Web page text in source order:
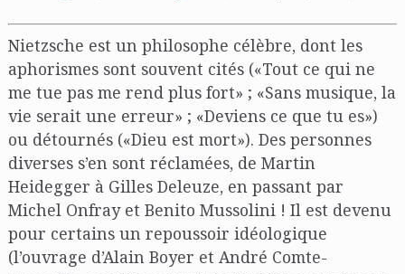
Nietzsche est un philosophe célèbre, dont les
aphorismes sont souvent cités («Tout ce qui ne
me tue pas me rend plus fort» ; «Sans musique, la
vie serait une erreur» ; «Deviens ce que tu es»)
ou détournés («Dieu est mort»). Des personnes
diverses s’en sont réclamées, de Martin
Heidegger à Gilles Deleuze, en passant par
Michel Onfray et Benito Mussolini ! Il est devenu
pour certains un repoussoir idéologique
(l’ouvrage d’Alain Boyer et André Comte-